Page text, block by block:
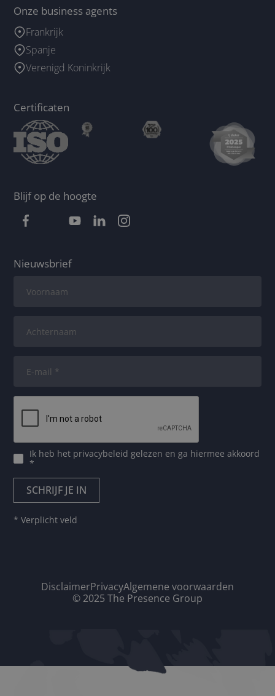
Onze business agents
Frankrijk
Spanje
Verenigd Koninkrijk
Certificaten
Blijf op de hoogte
Nieuwsbrief
Ik heb het privacybeleid gelezen en ga hiermee akkoord
*
* Verplicht veld
DisclaimerPrivacyAlgemene voorwaarden
© 2025 The Presence Group